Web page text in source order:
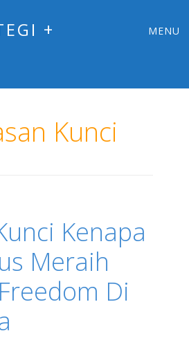
+
MENU
Kunci
Kenapa
Meraih
Di